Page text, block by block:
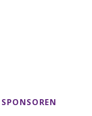
SPONSOREN